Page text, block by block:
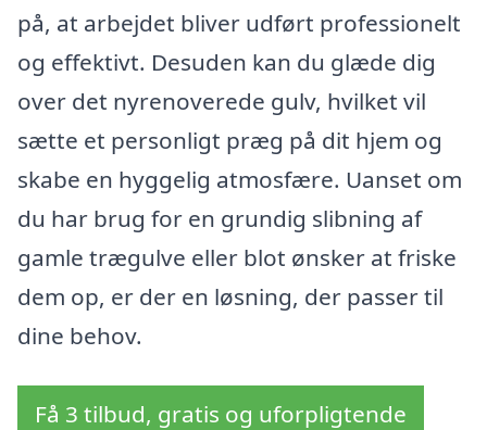
på, at arbejdet bliver udført professionelt
og effektivt. Desuden kan du glæde dig
over det nyrenoverede gulv, hvilket vil
sætte et personligt præg på dit hjem og
skabe en hyggelig atmosfære. Uanset om
du har brug for en grundig slibning af
gamle trægulve eller blot ønsker at friske
dem op, er der en løsning, der passer til
dine behov.
Få 3 tilbud, gratis og uforpligtende